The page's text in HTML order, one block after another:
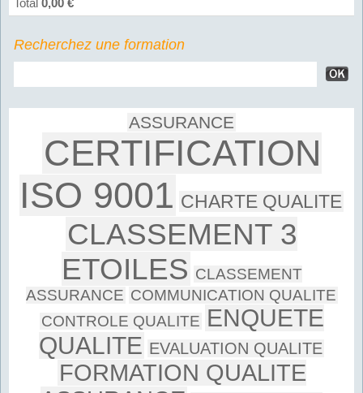
Total 0,00 €
Recherchez une formation
ASSURANCE
CERTIFICATION
ISO 9001 CHARTE QUALITE
CLASSEMENT 3
ETOILES CLASSEMENT
ASSURANCE COMMUNICATION QUALITE
CONTROLE QUALITE ENQUETE
QUALITE EVALUATION QUALITE
FORMATION QUALITE